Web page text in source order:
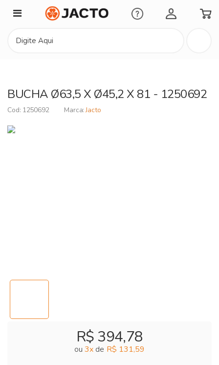
Minha Conta
BUCHA Ø63,5 X Ø45,2 X 81 - 1250692
1250692 Jacto
R$ 394,78
ou 3x de R$ 131,59